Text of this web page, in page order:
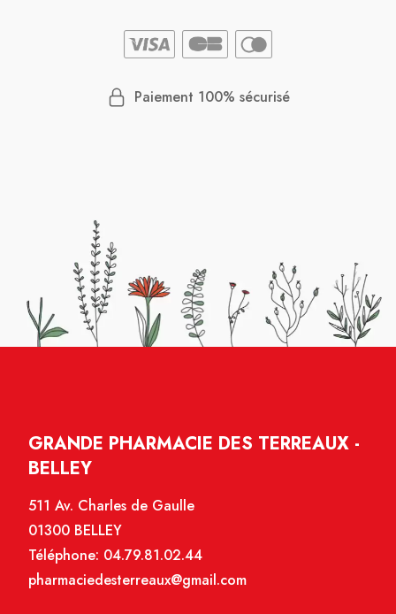
Paiement 100% sécurisé
GRANDE PHARMACIE DES TERREAUX -
BELLEY
511 Av. Charles de Gaulle
01300 BELLEY
Téléphone: 04.79.81.02.44
pharmaciedesterreaux@gmail.com